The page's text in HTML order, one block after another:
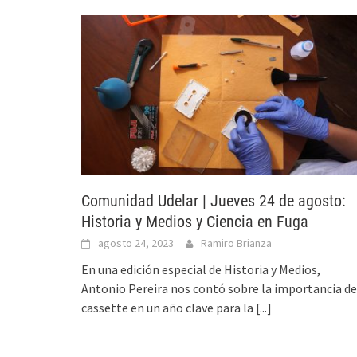
Comunidad Udelar | Jueves 24 de agosto:
Historia y Medios y Ciencia en Fuga
agosto 24, 2023 Ramiro Brianza
En una edición especial de Historia y Medios,
Antonio Pereira nos contó sobre la importancia
cassette en un año clave para la [...]